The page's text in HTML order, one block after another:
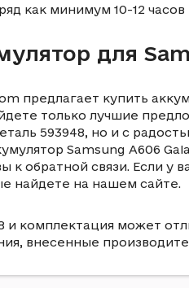
как минимум 10-12
для
предлагает купить
только лучшие
593948, но и с
Samsung A606
к обратной связи. Если
найдете на нашем сайте.
комплектация может
внесенные